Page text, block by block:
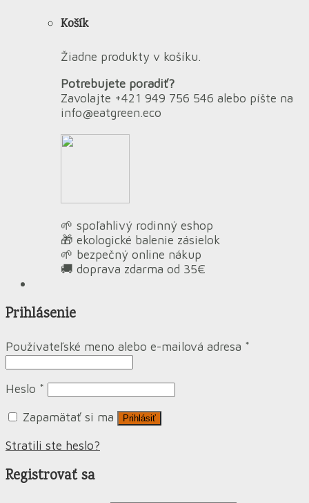
Košík
Žiadne produkty v košíku.
Potrebujete poradiť?
Zavolajte +421 949 756 546 alebo píšte na
info@eatgreen.eco
🌱 spoľahlivý rodinný eshop
🎁 ekologické balenie zásielok
🌱 bezpečný online nákup
🚚 doprava zdarma od 35€
Prihlásenie
Používateľské meno alebo e-mailová adresa *
Heslo *
Zapamätať si ma
Prihlásiť
Stratili ste heslo?
Registrovať sa